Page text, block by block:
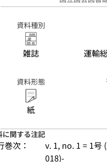
資料種別
雑誌 運輸
資料形態
紙
に関する注記
巻次：
v. 1, no. 1 = 1号
018)-